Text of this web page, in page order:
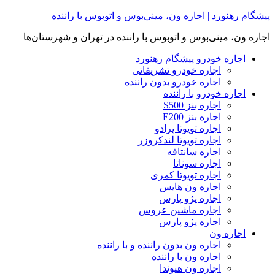
Skip
content
پیشگام رهنورد | اجاره ون، مینی‌بوس و اتوبوس با راننده
اجاره ون، مینی‌بوس و اتوبوس با راننده در تهران و شهرستان‌ها
اجاره خودرو پیشگام رهنورد
اجاره خودرو تشریفاتی
اجاره خودرو بدون راننده
اجاره خودرو با راننده
اجاره بنز S500
اجاره بنز E200
اجاره تویوتا پرادو
اجاره تویوتا لندکروزر
اجاره سانتافه
اجاره سوناتا
اجاره تویوتا کمری
اجاره ون هایس
اجاره پژو پارس
اجاره ماشین عروس
اجاره پژو پارس
اجاره ون
اجاره ون بدون راننده و با راننده
اجاره ون با راننده
اجاره ون هیوندا